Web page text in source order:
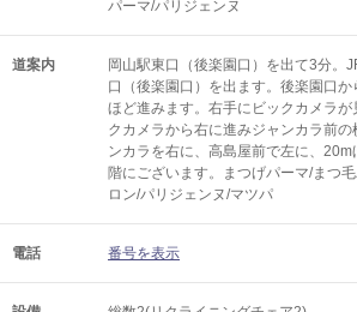
パーマ/パリジェンヌ
道案内
岡山駅東口（後楽園口）を出て3分。
口（後楽園口）を出ます。後楽園口
ほど進みます。右手にビックカメラ
クカメラから右に進みジャンカラ前
ンカラを右に、高島屋前で左に、
階にございます。まつげパーマ/まつ
ロン/パリジェンヌ/マツパ
電話 番号を表示